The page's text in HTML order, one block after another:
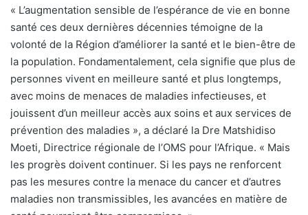
« L’augmentation sensible de l’espérance de vie en bonne
santé ces deux dernières décennies témoigne de la
volonté de la Région d’améliorer la santé et le bien-être de
la population. Fondamentalement, cela signifie que plus de
personnes vivent en meilleure santé et plus longtemps,
avec moins de menaces de maladies infectieuses, et
jouissent d’un meilleur accès aux soins et aux services de
prévention des maladies », a déclaré la Dre Matshidiso
Moeti, Directrice régionale de l’OMS pour l’Afrique. « Mais
les progrès doivent continuer. Si les pays ne renforcent
pas les mesures contre la menace du cancer et d’autres
maladies non transmissibles, les avancées en matière de